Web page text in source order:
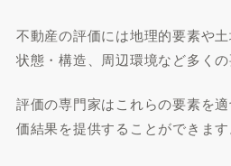
不動産の評価には地理的要素や
状態・構造、周辺環境など多くの
評価の専門家はこれらの要素を
価結果を提供することができます